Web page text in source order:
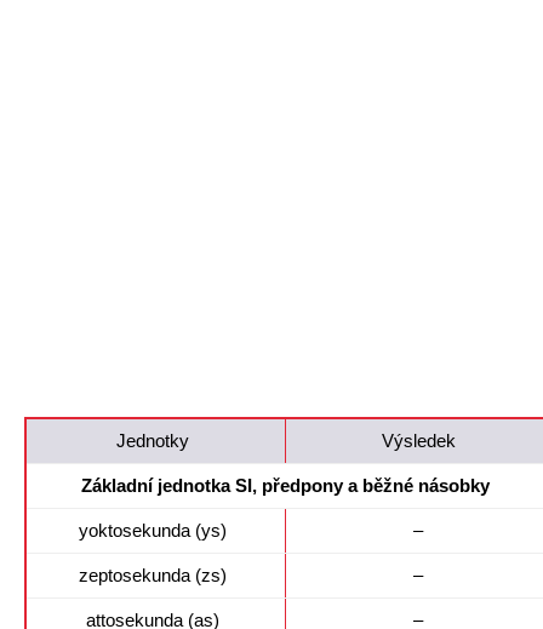
Jednotky Výsledek
Základní jednotka SI, předpony a běžné násobky
yoktosekunda (ys) –
zeptosekunda (zs) –
attosekunda (as) –